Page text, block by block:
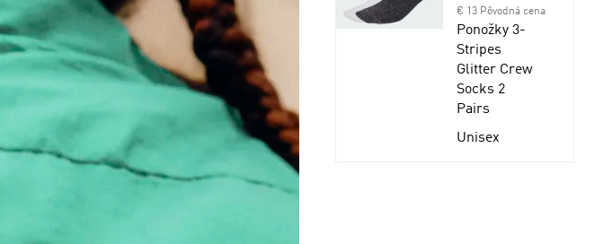
€ 13 Pôvodná cena
Ponožky 3-
Stripes
Glitter Crew
Socks 2
Pairs
Unisex